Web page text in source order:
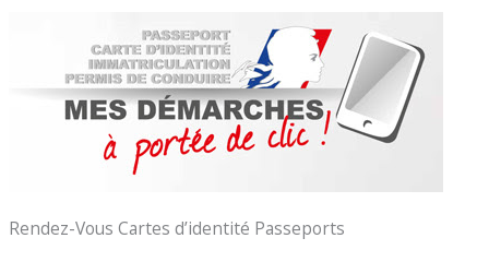
Rendez-Vous Cartes d’identité Passeports